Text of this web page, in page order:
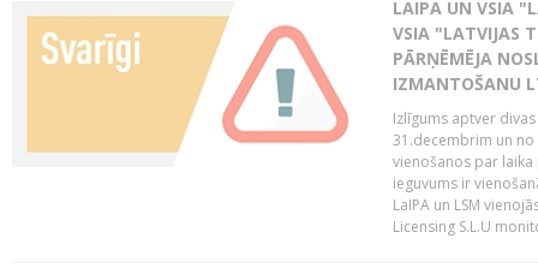
LAIPA UN VSIA
VSIA "LATVIJAS
PĀRŅĒMĒJA
IZMANTOŠANU
Izlīgums aptver
31.decembrim un no
vienošanos par
ieguvums ir
LaIPA un LSM
Licensing S.L.U